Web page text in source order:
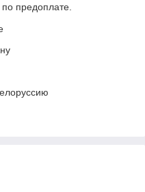
предоплате.